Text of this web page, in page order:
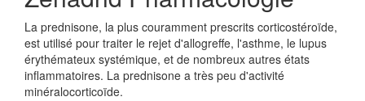
La prednisone, la plus couramment prescrits corticostéroïde,
est utilisé pour traiter le rejet d'allogreffe, l'asthme, le lupus
érythémateux systémique, et de nombreux autres états
inflammatoires. La prednisone a très peu d'activité
minéralocorticoïde.